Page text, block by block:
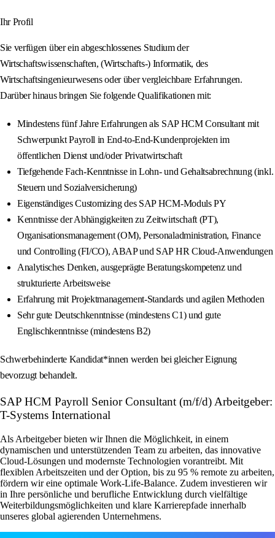
Ihr Profil
Sie verfügen über ein abgeschlossenes Studium der
Wirtschaftswissenschaften, (Wirtschafts-) Informatik, des
Wirtschaftsingenieurwesens oder über vergleichbare Erfahrungen.
Darüber hinaus bringen Sie folgende Qualifikationen mit:
Mindestens fünf Jahre Erfahrungen als SAP HCM Consultant mit
Schwerpunkt Payroll in End-to-End-Kundenprojekten im
öffentlichen Dienst und/oder Privatwirtschaft
Tiefgehende Fach-Kenntnisse in Lohn- und Gehaltsabrechnung (inkl.
Steuern und Sozialversicherung)
Eigenständiges Customizing des SAP HCM-Moduls PY
Kenntnisse der Abhängigkeiten zu Zeitwirtschaft (PT),
Organisationsmanagement (OM), Personaladministration, Finance
und Controlling (FI/CO), ABAP und SAP HR Cloud-Anwendungen
Analytisches Denken, ausgeprägte Beratungskompetenz und
strukturierte Arbeitsweise
Erfahrung mit Projektmanagement-Standards und agilen Methoden
Sehr gute Deutschkenntnisse (mindestens C1) und gute
Englischkenntnisse (mindestens B2)
Schwerbehinderte Kandidat*innen werden bei gleicher Eignung
bevorzugt behandelt.
SAP HCM Payroll Senior Consultant (m/f/d) Arbeitgeber:
T-Systems International
Als Arbeitgeber bieten wir Ihnen die Möglichkeit, in einem
dynamischen und unterstützenden Team zu arbeiten, das innovative
Cloud-Lösungen und modernste Technologien vorantreibt. Mit
flexiblen Arbeitszeiten und der Option, bis zu 95 % remote zu arbeiten,
fördern wir eine optimale Work-Life-Balance. Zudem investieren wir
in Ihre persönliche und berufliche Entwicklung durch vielfältige
Weiterbildungsmöglichkeiten und klare Karrierepfade innerhalb
unseres global agierenden Unternehmens.